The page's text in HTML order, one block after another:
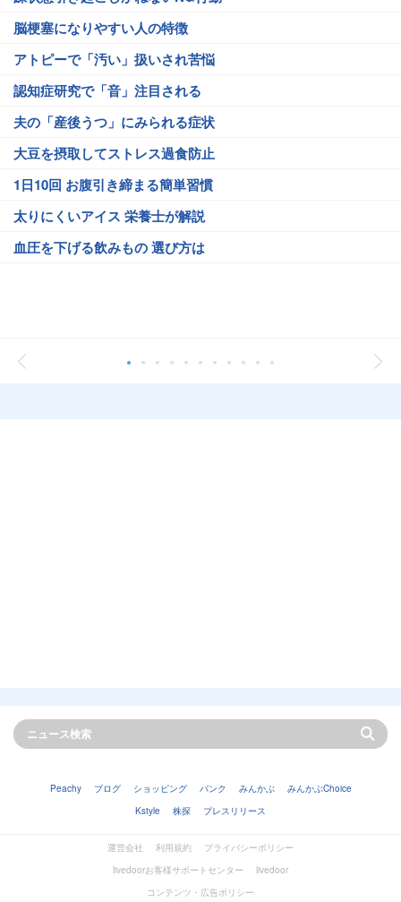
脳梗塞になりやすい人の特徴
アトピーで「汚い」扱いされ苦悩
認知症研究で「音」注目される
夫の「産後うつ」にみられる症状
大豆を摂取してストレス過食防止
1日10回 お腹引き締まる簡単習慣
太りにくいアイス 栄養士が解説
血圧を下げる飲みもの 選び方は
Peachy ブログ ショッピング バンク みんかぶ
みんかぶChoice
Kstyle
株探 プレスリリース
運営会社 利用規約
プライバシーポリシー
livedoorお客様サポートセンター
livedoor
コンテンツ・広告ポリシー